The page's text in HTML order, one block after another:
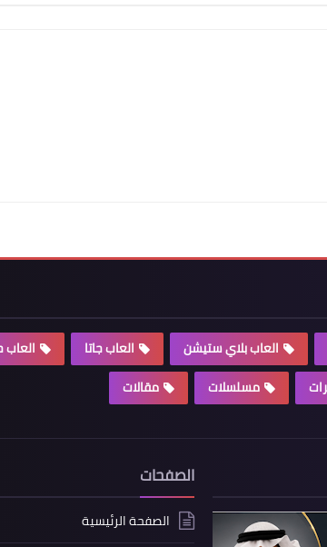
العاب بلاي ستيشن العاب جاتا
مسلسلات مقالات
الصفحات
الصفحة الرئيسية